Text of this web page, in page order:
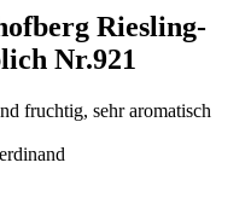
Riesling-
Nr.921
fruchtig, sehr aromatisch